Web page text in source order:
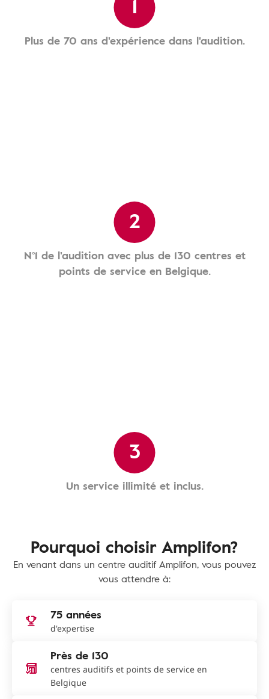
Plus de 70 ans d'expérience dans l'audition.
2
N°1 de l'audition avec plus de 130 centres et
points de service en Belgique.
3
Un service illimité et inclus.
Pourquoi choisir Amplifon?
En venant dans un centre auditif Amplifon, vous pouvez
vous attendre à:
75 années
d'expertise
Près de 130
centres auditifs et points de service en
Belgique